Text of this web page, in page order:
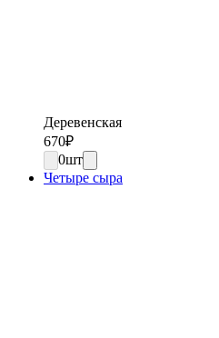
Деревенская
670₽
0шт
Четыре сыра